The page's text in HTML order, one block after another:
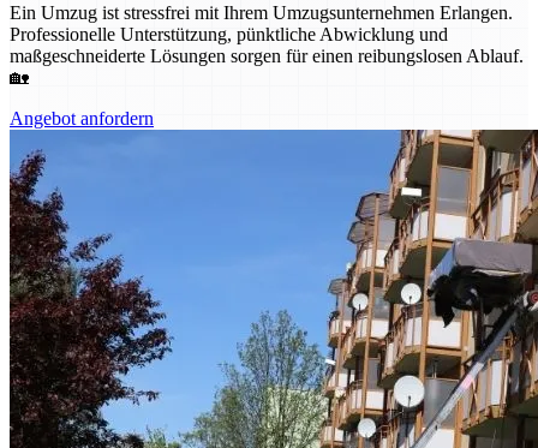
Ein Umzug ist stressfrei mit Ihrem Umzugsunternehmen Erlangen.
Professionelle Unterstützung, pünktliche Abwicklung und
maßgeschneiderte Lösungen sorgen für einen reibungslosen Ablauf.
🏡
Angebot anfordern